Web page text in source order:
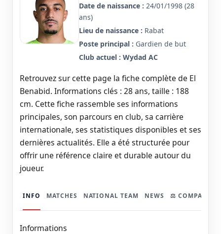
Date de naissance : 24/01/1998 (28
ans)
Lieu de naissance : Rabat
Poste principal : Gardien de but
Club actuel : Wydad AC
Retrouvez sur cette page la fiche complète de El
Benabid. Informations clés : 28 ans, taille : 188
cm. Cette fiche rassemble ses informations
principales, son parcours en club, sa carrière
internationale, ses statistiques disponibles et ses
dernières actualités. Elle a été structurée pour
offrir une référence claire et durable autour du
joueur.
INFO MATCHES NATIONAL TEAM NEWS ⚖️ COMPARER
Informations